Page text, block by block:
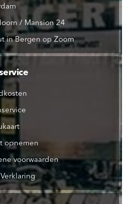
/ Mansion 24
in Bergen op Zoom
opnemen
voorwaarden
Verklaring